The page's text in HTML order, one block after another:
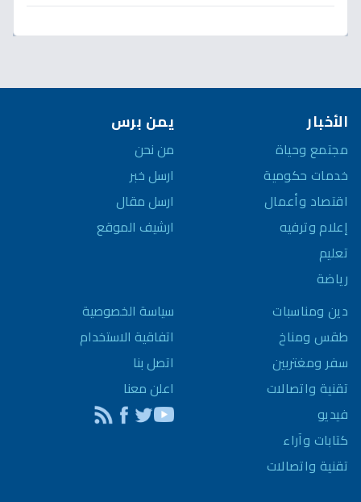
الأخبار
مجتمع وحياة
خدمات حكومية
اقتصاد وأعمال
إعلام وترفيه
تعليم
رياضة
دين ومناسبات
طقس ومناخ
سفر ومغتربين
تقنية واتصالات
فيديو
كتابات وآراء
تقنية واتصالات
يمن برس
من نحن
ارسل خبر
ارسل مقال
ارشيف الموقع
سياسة الخصوصية
اتفاقية الاستخدام
اتصل بنا
اعلن معنا